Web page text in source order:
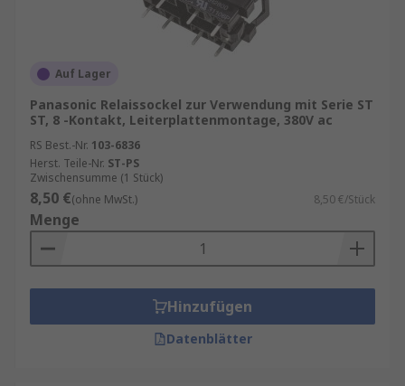
Auf Lager
Panasonic Relaissockel zur Verwendung mit Serie ST
ST, 8 -Kontakt, Leiterplattenmontage, 380V ac
RS Best.-Nr. 103-6836
Herst. Teile-Nr. ST-PS
Zwischensumme (1 Stück)
8,50 €(ohne MwSt.) 8,50 €/Stück
Menge
Hinzufügen
Datenblätter